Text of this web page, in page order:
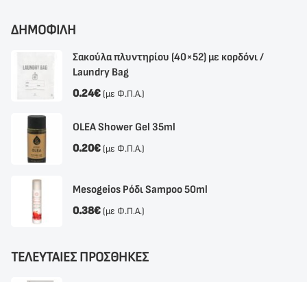
ΔΗΜΟΦΙΛΗ
Σακούλα πλυντηρίου (40×52) με κορδόνι /
Laundry Bag
0.24€ (με Φ.Π.Α.)
OLEA Shower Gel 35ml
0.20€ (με Φ.Π.Α.)
Mesogeios Ρόδι Sampoo 50ml
0.38€ (με Φ.Π.Α.)
ΤΕΛΕΥΤΑΙΕΣ ΠΡΟΣΘΗΚΕΣ